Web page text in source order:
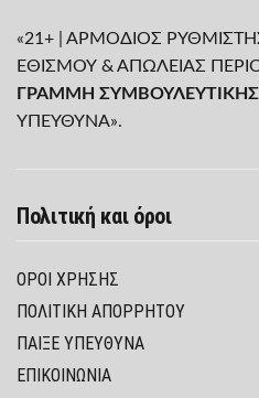
«21+ | ΑΡΜΟΔΙΟΣ
ΕΘΙΣΜΟΥ & ΑΠΩΛΕΙΑΣ
ΓΡΑΜΜΗ
ΥΠΕΥΘΥΝΑ».
Πολιτική και όροι
ΌΡΟΙ ΧΡΉΣΗΣ
ΠΟΛΙΤΙΚΉ ΑΠΟΡΡΉΤΟΥ
ΠΑΊΞΕ ΥΠΕΎΘΥΝΑ
ΕΠΙΚΟΙΝΩΝΙΑ